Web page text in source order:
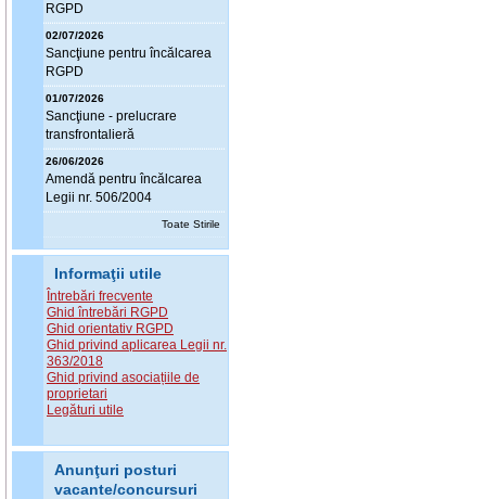
RGPD
02/07/2026
Sancţiune pentru încălcarea
RGPD
01/07/2026
Sancţiune - prelucrare
transfrontalieră
26/06/2026
Amendă pentru încălcarea
Legii nr. 506/2004
Toate Stirile
Informaţii utile
Întrebări frecvente
Ghid întrebări RGPD
Ghid orientativ RGPD
Ghid privind aplicarea Legii nr.
363/2018
Ghid privind asociațiile de
proprietari
Legături utile
Anunţuri posturi
vacante/concursuri